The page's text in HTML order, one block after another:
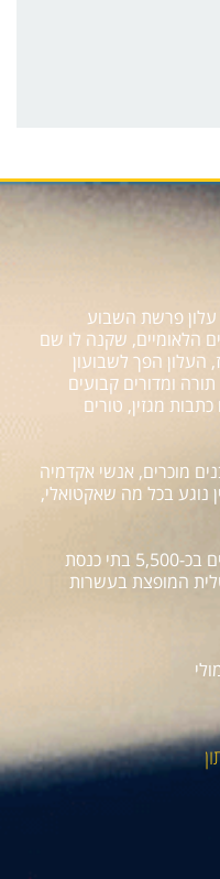
אז הוקם עלון פרשת השבוע
הלאומיים, שקנה לו שם
העלון הפך לשבועון
ומדורים קבועים
מגזין, טורים
מוכרים, אנשי אקדמיה
נוגע בכל מה שאקטואלי,
השבועון מופץ בעשרות אלפי עותקים בכ-5,500 בתי כנסת
המופצת בעשרות